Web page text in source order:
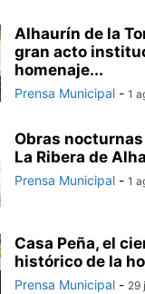
Alhaurín de la
gran acto
homenaje...
Prensa Municipal - 1
Obras
La Ribera de
Prensa Municipal - 1
Casa Peña, el
histórico de la
Prensa Municipal - 29